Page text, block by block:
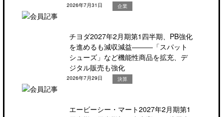
2026年7月31日 企業
チヨダ2027年2月期第1四半期、PB強化
を進めるも減収減益―――「スパット
シューズ」など機能性商品を拡充、デ
ジタル販売も強化
2026年7月29日 決算
エービーシー・マート2027年2月期第1